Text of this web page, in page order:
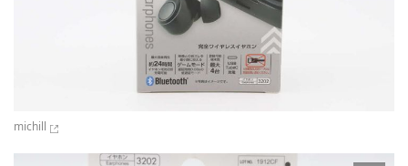
michill